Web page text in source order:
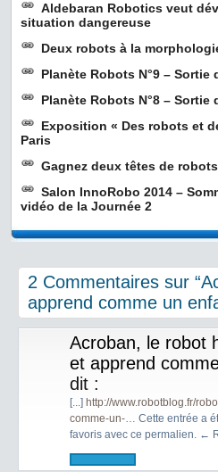
Aldebaran Robotics veut
situation dangereuse
Deux robots à la
Planète Robots N°9 – Sortie
Planète Robots N°8 – Sortie
Exposition « Des robots et
Paris
Gagnez deux têtes de
Salon InnoRobo 2014 –
vidéo de la Journée 2
2 Commentaires sur
apprend comme un
Acroban, le robot
et apprend
dit :
[...] http://www.robotblog.fr/
comme-un-… Cette entrée a
favoris avec ce permalien. ←